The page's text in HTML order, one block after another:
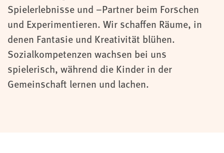
Spielerlebnisse und –Partner beim Forschen
und Experimentieren. Wir schaffen Räume, in
denen Fantasie und Kreativität blühen.
Sozialkompetenzen wachsen bei uns
spielerisch, während die Kinder in der
Gemeinschaft lernen und lachen.